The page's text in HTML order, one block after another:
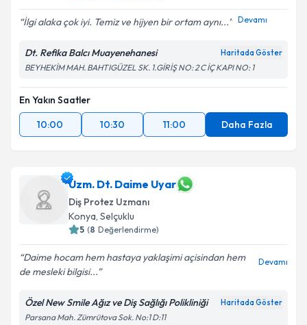
İlgi alaka çok iyi. Temiz ve hijyen bir ortam aynı... Devamı
Dt. Refika Balcı Muayenehanesi Haritada Göster
BEYHEKİM MAH. BAHTIGÜZEL SK. 1.GİRİŞ NO: 2 C İÇ KAPI NO: 1
En Yakın Saatler
10:00
10:30 11:00 Daha Fazla
Uzm. Dt. Daime Uyar
Diş Protez Uzmanı
Konya, Selçuklu
5 (8 Değerlendirme)
Daime hocam hem hastaya yaklaşimi açisindan hem
de mesleki bilgisi...
Devamı
Özel New Smile Ağız ve Diş Sağlığı Polikliniği Haritada Göster
Parsana Mah. Zümrütova Sok. No:1 D:11